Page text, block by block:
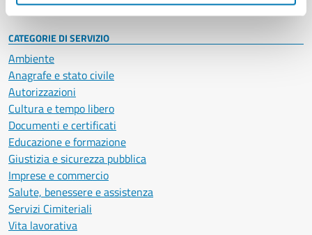
CATEGORIE DI SERVIZIO
Ambiente
Anagrafe e stato civile
Autorizzazioni
Cultura e tempo libero
Documenti e certificati
Educazione e formazione
Giustizia e sicurezza pubblica
Imprese e commercio
Salute, benessere e assistenza
Servizi Cimiteriali
Vita lavorativa